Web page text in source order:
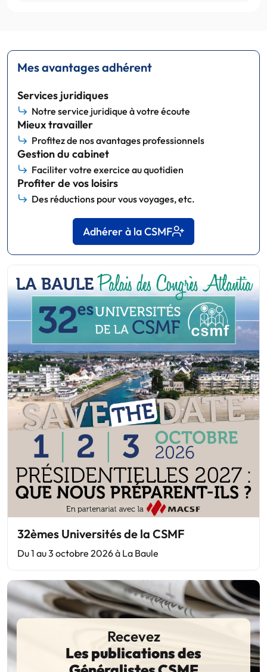
Mes avantages adhérent
Services juridiques
Notre service juridique à votre écoute
Mieux travailler
Profitez de nos avantages professionnels
Gestion du cabinet
Faciliter votre exercice au quotidien
Profiter de vos loisirs
Des réductions pour vous voyages, etc.
Adhérer à la CSMF
32èmes Universités de la CSMF
Du 1 au 3 octobre 2026 à La Baule
Recevez
Les publications des